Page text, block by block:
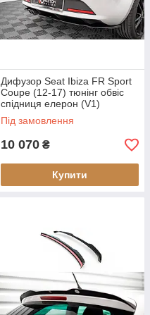
Дифузор Seat Ibiza FR Sport
Coupe (12-17) тюнінг обвіс
спідниця елерон (V1)
Під замовлення
10 070 ₴
Купити